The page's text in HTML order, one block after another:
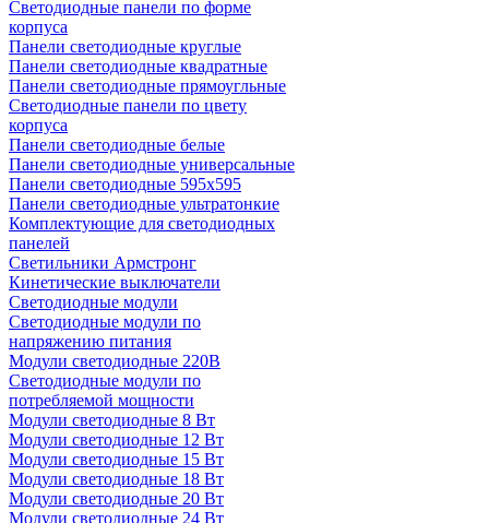
Светодиодные панели по форме
корпуса
Панели светодиодные круглые
Панели светодиодные квадратные
Панели светодиодные прямоугльные
Светодиодные панели по цвету
корпуса
Панели светодиодные белые
Панели светодиодные универсальные
Панели светодиодные 595х595
Панели светодиодные ультратонкие
Комплектующие для светодиодных
панелей
Светильники Армстронг
Кинетические выключатели
Светодиодные модули
Светодиодные модули по
напряжению питания
Модули светодиодные 220В
Светодиодные модули по
потребляемой мощности
Модули светодиодные 8 Вт
Модули светодиодные 12 Вт
Модули светодиодные 15 Вт
Модули светодиодные 18 Вт
Модули светодиодные 20 Вт
Модули светодиодные 24 Вт